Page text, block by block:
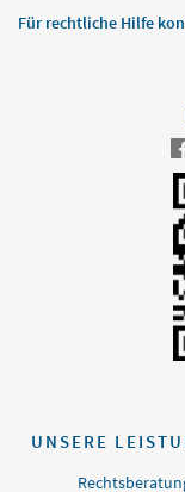
Für rechtliche Hilfe
UNSERE